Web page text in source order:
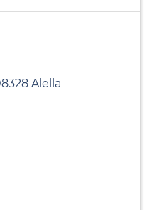
Alella